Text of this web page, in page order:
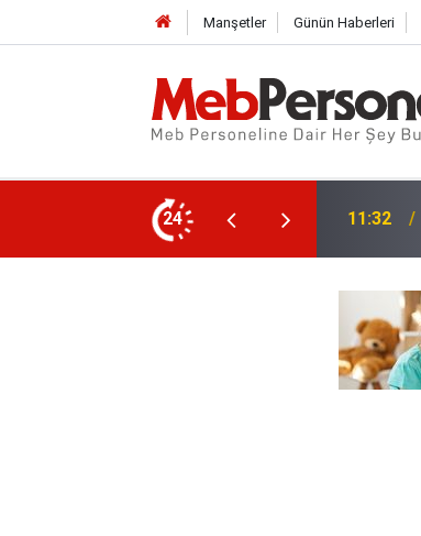
Manşetler Günün Haberleri
24 11:02